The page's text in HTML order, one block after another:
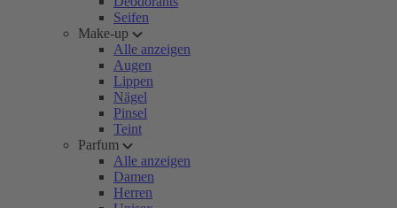
Seifen
Make-up
Alle anzeigen
Augen
Lippen
Nägel
Pinsel
Teint
Parfum
Alle anzeigen
Damen
Herren